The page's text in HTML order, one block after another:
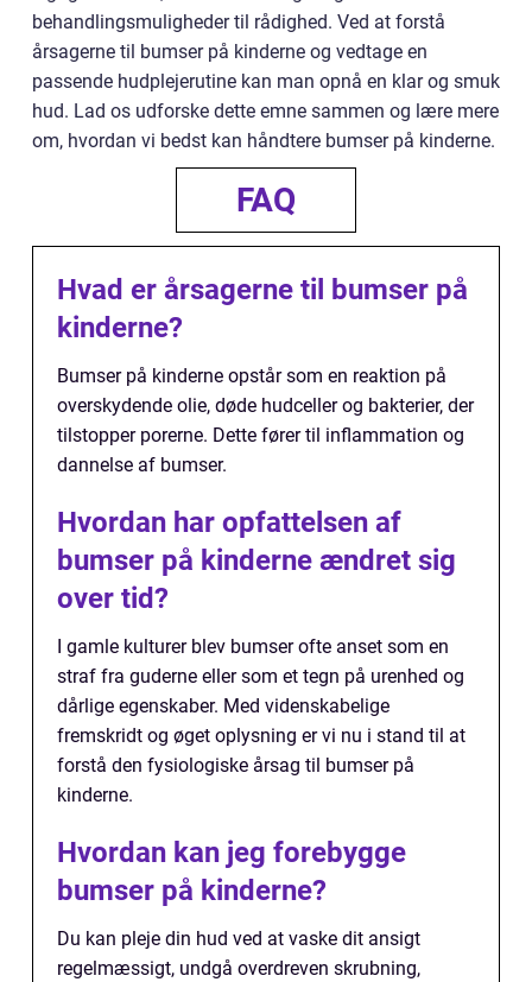
behandlingsmuligheder til rådighed. Ved at forstå
årsagerne til bumser på kinderne og vedtage en
passende hudplejerutine kan man opnå en klar og smuk
hud. Lad os udforske dette emne sammen og lære mere
om, hvordan vi bedst kan håndtere bumser på kinderne.
FAQ
Hvad er årsagerne til bumser på
kinderne?
Bumser på kinderne opstår som en reaktion på
overskydende olie, døde hudceller og bakterier, der
tilstopper porerne. Dette fører til inflammation og
dannelse af bumser.
Hvordan har opfattelsen af
bumser på kinderne ændret sig
over tid?
I gamle kulturer blev bumser ofte anset som en
straf fra guderne eller som et tegn på urenhed og
dårlige egenskaber. Med videnskabelige
fremskridt og øget oplysning er vi nu i stand til at
forstå den fysiologiske årsag til bumser på
kinderne.
Hvordan kan jeg forebygge
bumser på kinderne?
Du kan pleje din hud ved at vaske dit ansigt
regelmæssigt, undgå overdreven skrubning,